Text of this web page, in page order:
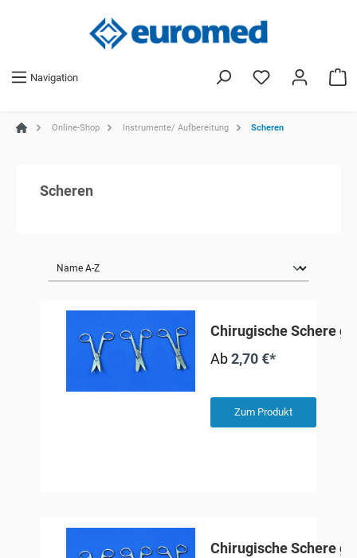
Navigation
Online-Shop Instrumente/ Aufbereitung Scheren
Scheren
Chirugische Schere
Ab2,70 €*
Zum Produkt
Chirugische Schere